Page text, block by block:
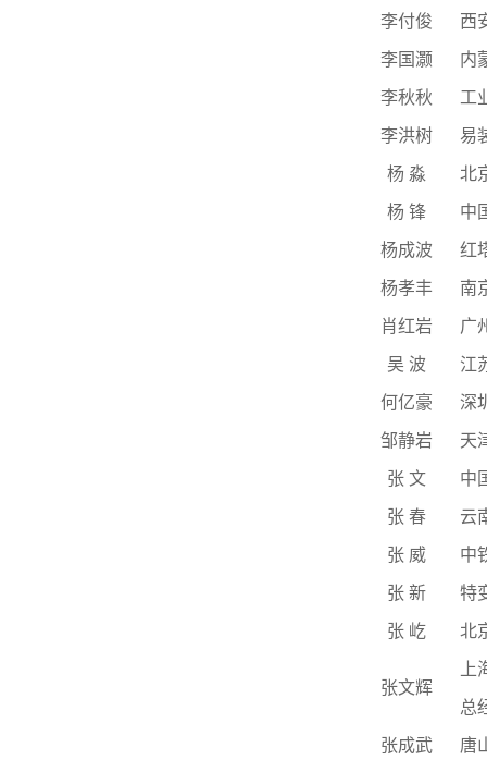
李付俊 西
李国灏 内
李秋秋 工
李洪树 易
杨 淼 北
杨 锋 中
杨成波 红
杨孝丰 南
肖红岩 广
吴 波 江
何亿豪 深
邹静岩 天
张文 中
张春 云
张威 中
张新 特
张屹 北
张文辉
总
张成武 唐